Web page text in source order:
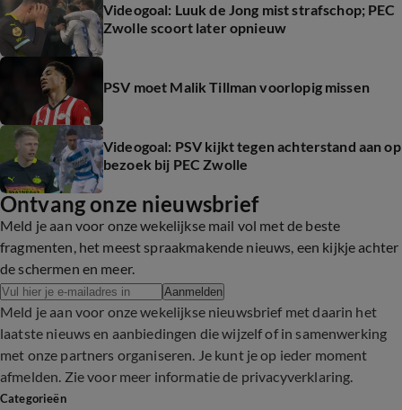
Videogoal: Luuk de Jong mist strafschop; PEC
Zwolle scoort later opnieuw
PSV moet Malik Tillman voorlopig missen
Videogoal: PSV kijkt tegen achterstand aan op
bezoek bij PEC Zwolle
Ontvang onze nieuwsbrief
Meld je aan voor onze wekelijkse mail vol met de beste
fragmenten, het meest spraakmakende nieuws, een kijkje achter
de schermen en meer.
Aanmelden
Meld je aan voor onze wekelijkse nieuwsbrief met daarin het
laatste nieuws en aanbiedingen die wijzelf of in samenwerking
met onze partners organiseren. Je kunt je op ieder moment
afmelden. Zie voor meer informatie de privacyverklaring.
Categorieën